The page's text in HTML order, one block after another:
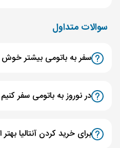
سوالات متداول
سفر به باتومی بیشتر خوش
در نوروز به باتومی سفر کنیم
برای خرید کردن آنتالیا